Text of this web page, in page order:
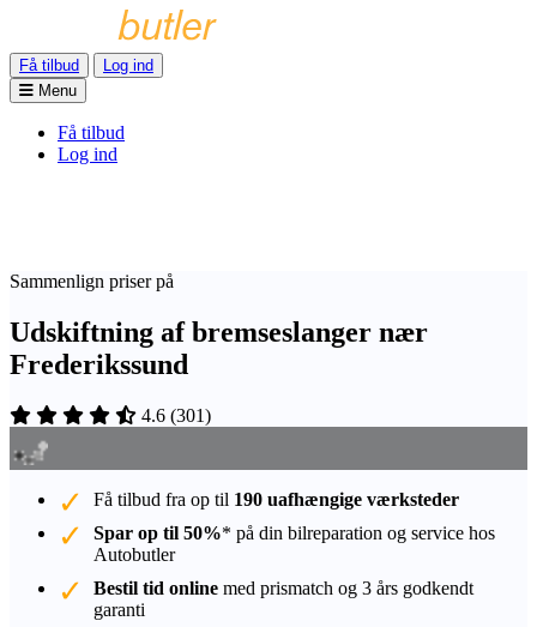
Få tilbud
Log ind
Menu
Få tilbud
Log ind
Sammenlign priser på
Udskiftning af bremseslanger nær
Frederikssund
4.6 (301)
Få tilbud fra op til 190 uafhængige værksteder
Spar op til 50%* på din bilreparation og service hos
Autobutler
Bestil tid online med prismatch og 3 års godkendt
garanti